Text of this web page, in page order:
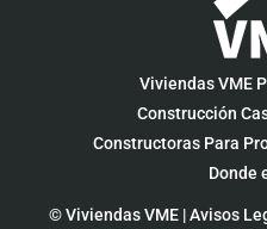
Viviendas VME
Construcción
Constructoras Para
Donde
© Viviendas VME |Avisos